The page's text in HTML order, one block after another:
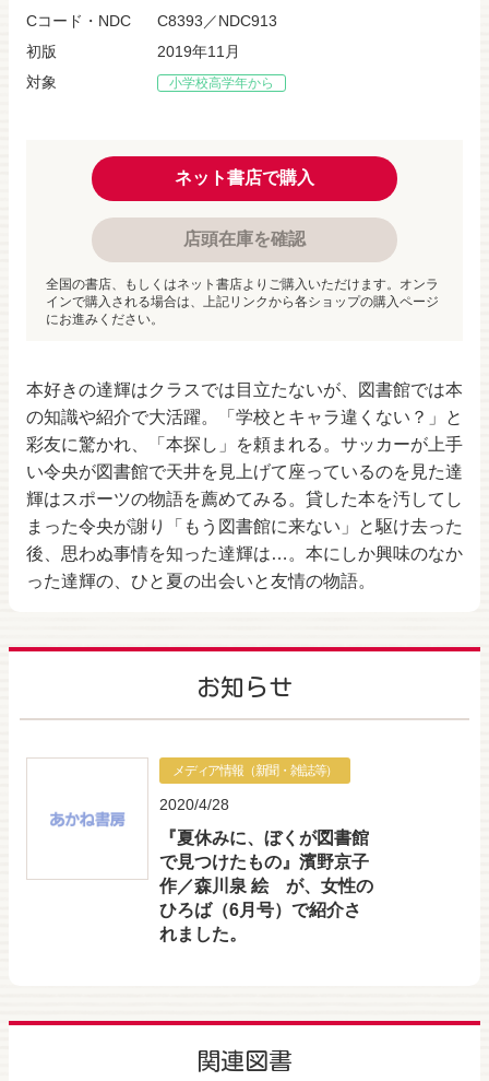
本好きの達輝はクラスでは目立たないが、図書館では本
の知識や紹介で大活躍。「学校とキャラ違くない？」と
彩友に驚かれ、「本探し」を頼まれる。サッカーが上手
い令央が図書館で天井を見上げて座っているのを見た達
輝はスポーツの物語を薦めてみる。貸した本を汚してし
まった令央が謝り「もう図書館に来ない」と駆け去った
後、思わぬ事情を知った達輝は…。本にしか興味のなか
った達輝の、ひと夏の出会いと友情の物語。
Cコード・NDC
C8393／NDC913
初版
2019年11月
対象
小学校高学年から
ネット書店で購入
店頭在庫を確認
全国の書店、もしくはネット書店よりご購入いただけます。オンラ
インで購入される場合は、上記リンクから各ショップの購入ページ
にお進みください。
お知らせ
メディア情報（新聞・雑誌等）
2020/4/28
『夏休みに、ぼくが図書館
で見つけたもの』濱野京子
作／森川泉 絵 が、女性の
ひろば（6月号）で紹介さ
れました。
関連図書